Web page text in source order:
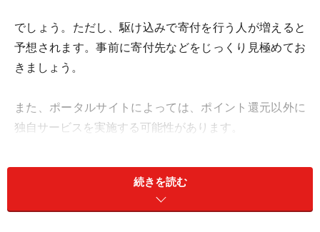
でしょう。ただし、駆け込みで寄付を行う人が増えると
予想されます。事前に寄付先などをじっくり見極めてお
きましょう。
また、ポータルサイトによっては、ポイント還元以外に
独自サービスを実施する可能性があります。
例えば、ふるさと納税以外のサービスと一体化した特典
を用意するなど、さまざまな施策が講じられる可能性が
あります。また、利用するクレジットカードのポイント
続きを読む